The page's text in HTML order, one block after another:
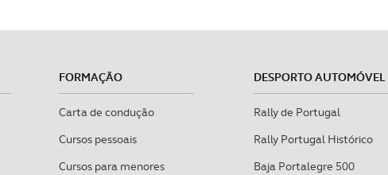
FORMAÇÃO
Carta de condução
Cursos pessoais
Cursos para menores
DESPORTO AUTOMÓVEL
Rally de Portugal
Rally Portugal Histórico
Baja Portalegre 500